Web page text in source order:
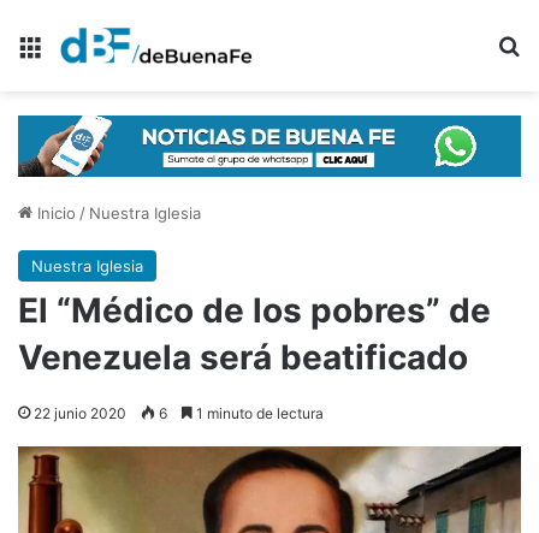
Menú
Inicio / Nuestra Iglesia
Nuestra Iglesia
El “Médico de los pobres” de
Venezuela será beatificado
22 junio 2020 6 1 minuto de lectura